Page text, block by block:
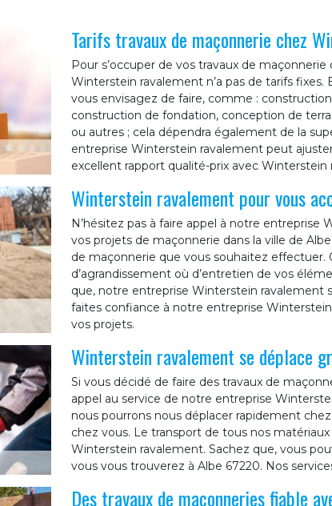
Tarifs travaux de maçonnerie chez
Pour s’occuper de vos travaux de
Winterstein ravalement n’a pas de tarifs
vous envisagez de faire, comme :
construction de fondation, conception de
ou autres ; cela dépendra également de la
entreprise Winterstein ravalement peut
excellent rapport qualité-prix avec Winterstein
Winterstein ravalement pour vous
N’hésitez pas à faire appel à notre
vos projets de maçonnerie dans la ville de
de maçonnerie que vous souhaitez effectuer.
d’agrandissement où d’entretien de vos
que, notre entreprise Winterstein ravalement
faites confiance à notre entreprise
vos projets.
Winterstein ravalement se déplace
Si vous décidé de faire des travaux de
appel au service de notre entreprise
nous pourrons nous déplacer rapidement
chez vous. Le transport de tous nos
Winterstein ravalement. Sachez que, vous
vous vous trouverez à Albe 67220. Nos
Des travaux de maçonneries fiable